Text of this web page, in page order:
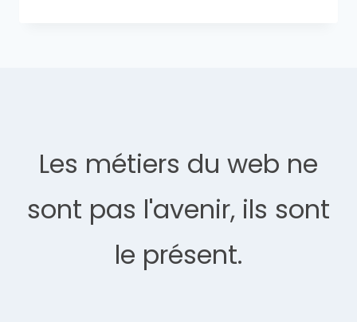
Les métiers du web ne
sont pas l'avenir, ils sont
le présent.